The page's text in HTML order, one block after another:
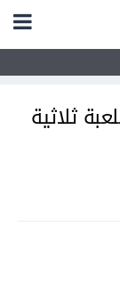
ثلاثية